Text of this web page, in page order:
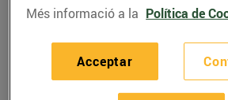
RECEPTES
Broqueta de
amb patata
Més informació a la Política de
Acceptar